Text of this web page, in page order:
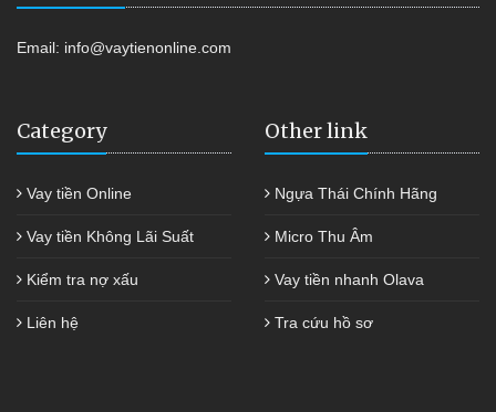
Email: info@vaytienonline.com
Category
Vay tiền Online
Vay tiền Không Lãi Suất
Kiểm tra nợ xấu
Liên hệ
Other link
Ngựa Thái Chính Hãng
Micro Thu Âm
Vay tiền nhanh Olava
Tra cứu hồ sơ